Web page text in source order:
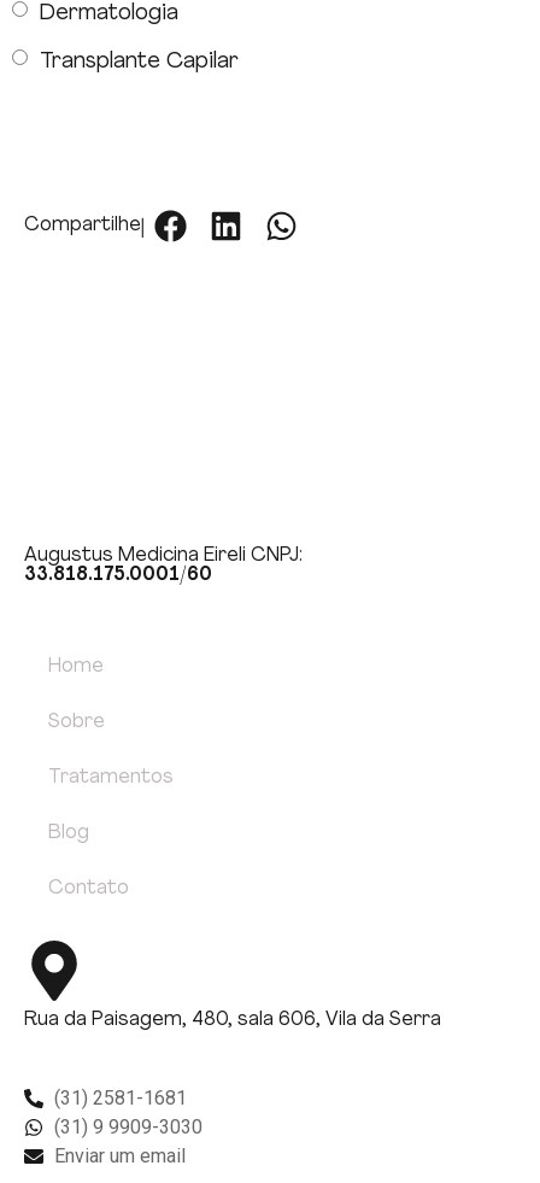
Dermatologia
Transplante Capilar
Compartilhe
Augustus Medicina Eireli CNPJ:
33.818.175.0001/60
Home
Sobre
Tratamentos
Blog
Contato
Rua da Paisagem, 480, sala 606, Vila da Serra
(31) 2581-1681
(31) 9 9909-3030
Enviar um email